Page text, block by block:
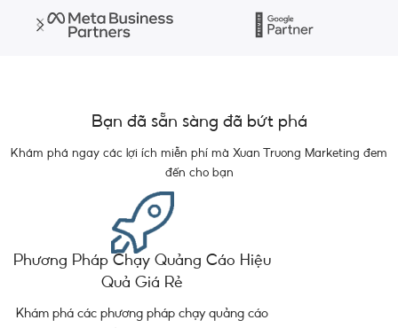
Bạn đã sẵn sàng đã bứt phá
Khám phá ngay các lợi ích miễn phí mà Xuan Truong Marketing đem
đến cho bạn
Phương Pháp Chạy Quảng Cáo Hiệu
Quả Giá Rẻ
Khám phá các phương pháp chạy quảng cáo